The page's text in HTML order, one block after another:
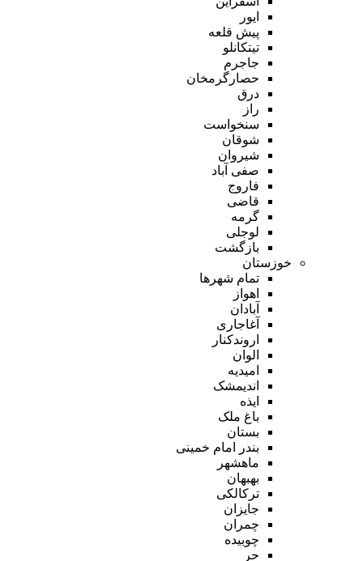
ایور
پیش قلعه
تیتکانلو
جاجرم
حصارگرمخان
درق
راز
سنخواست
شوقان
شیروان
صفی آباد
فاروج
قاضی
گرمه
لوجلی
بازگشت
خوزستان
تمام شهر‌ها
اهواز
آبادان
آغاجاری
اروندکنار
الوان
امیدیه
اندیمشک
ایذه
باغ ملک
بستان
بندر امام خمینی
ماهشهر
بهبهان
ترکالکی
جایزان
چمران
چوبیده
حر